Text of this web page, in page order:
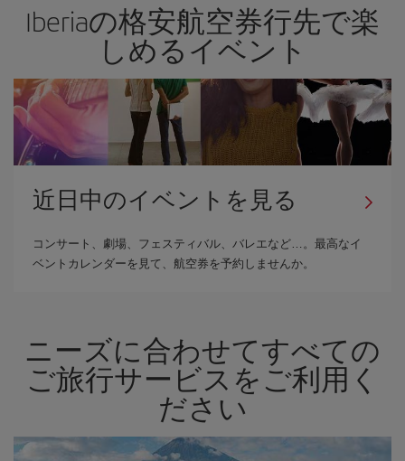
Iberiaの格安航空券行先で楽
しめるイベント
近日中のイベントを見る
コンサート、劇場、フェスティバル、バレエなど…。最高なイ
ベントカレンダーを見て、航空券を予約しませんか。
ニーズに合わせてすべての
ご旅行サービスをご利用く
ださい